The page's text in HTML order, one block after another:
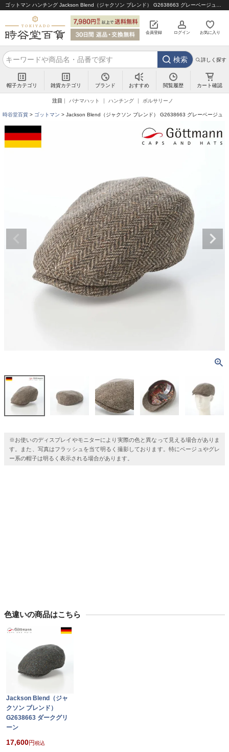
会員登録 ログイン お気に入り
検索 詳しく探す
帽子カテゴリ 雑貨カテゴリ ブランド おすすめ 閲覧履歴 カート確認
注目 パナマハット ハンチング ボルサリーノ
時谷堂百貨 ゴットマン Jackson Blend（ジャクソン ブレンド） G2638663 グレーベージュ
※お使いのディスプレイやモニターにより実際の色と異なって見える場合がありま
す。また、写真はフラッシュを当て明るく撮影しております。特にベージュやグレ
ー系の帽子は明るく表示される場合があります。
色違いの商品はこちら
Jackson Blend（ジャ
クソン ブレンド）
G2638663 ダークグリ
ーン
17,600 税込